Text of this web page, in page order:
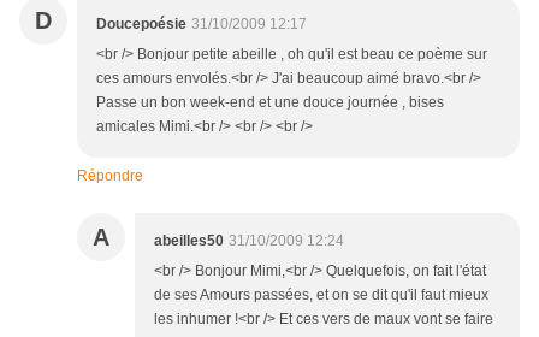
D Doucepoésie 31/10/2009 12:17
<br /> Bonjour petite abeille , oh qu'il est beau ce poème sur
ces amours envolés.<br /> J'ai beaucoup aimé bravo.<br />
Passe un bon week-end et une douce journée , bises
amicales Mimi.<br /> <br /> <br />
Répondre
A abeilles50 31/10/2009 12:24
<br /> Bonjour Mimi,<br /> Quelquefois, on fait l'état
de ses Amours passées, et on se dit qu'il faut mieux
les inhumer !<br /> Et ces vers de maux vont se faire